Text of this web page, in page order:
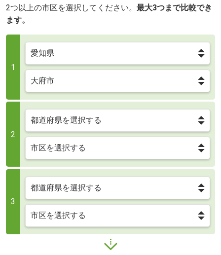
2つ以上の市区を選択してください。 最大3つまで比較でき
ます。
1
2
3